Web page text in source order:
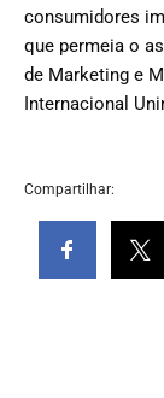
consumidores
que permeia o
de Marketing e
Internacional
Compartilhar: